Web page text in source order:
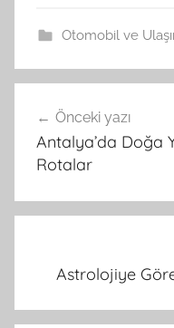
Otomobil ve
Yazı
gezinmesi
Önceki yazı
Antalya’da Doğa
Rotalar
Astrolojiye